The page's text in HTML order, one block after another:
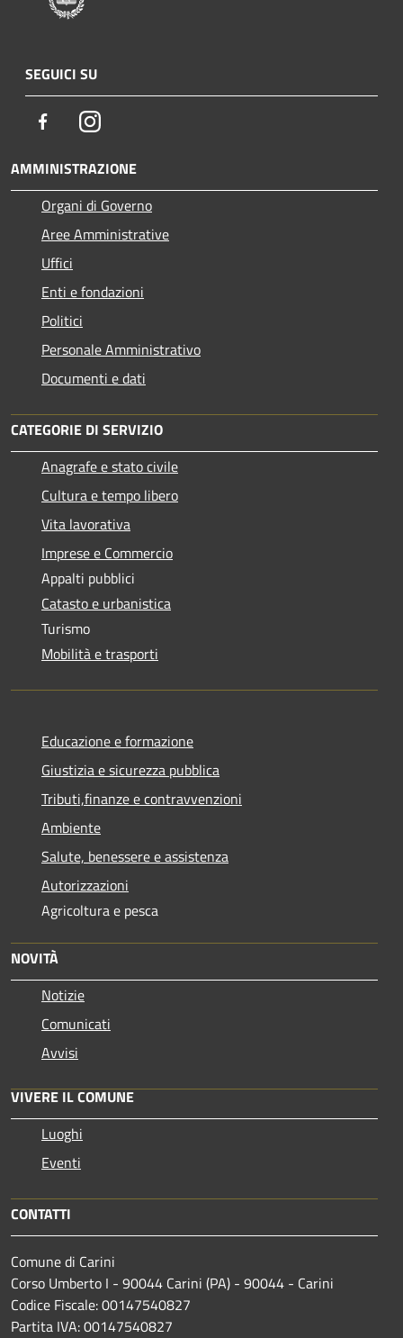
SEGUICI SU
FacebookInstagram
AMMINISTRAZIONE
Organi di Governo
Aree Amministrative
Uffici
Enti e fondazioni
Politici
Personale Amministrativo
Documenti e dati
CATEGORIE DI SERVIZIO
Anagrafe e stato civile
Cultura e tempo libero
Vita lavorativa
Imprese e Commercio
Appalti pubblici
Catasto e urbanistica
Turismo
Mobilità e trasporti
Educazione e formazione
Giustizia e sicurezza pubblica
Tributi,finanze e contravvenzioni
Ambiente
Salute, benessere e assistenza
Autorizzazioni
Agricoltura e pesca
NOVITÀ
Notizie
Comunicati
Avvisi
VIVERE IL COMUNE
Luoghi
Eventi
CONTATTI
Comune di Carini
Corso Umberto I - 90044 Carini (PA) - 90044 - Carini
Codice Fiscale: 00147540827
Partita IVA: 00147540827